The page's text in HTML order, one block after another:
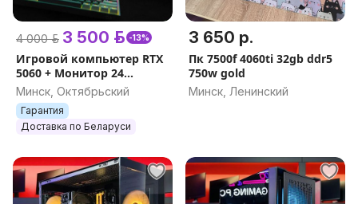
4 000 р. 3 500 р. -13%
Игровой компьютер RTX
5060 + Монитор 24
180Герц. Новый.
Гарантия.
Минск, Октябрьский
Гарантия
Доставка по Беларуси
3 650 р.
Пк 7500f 4060ti 32gb ddr5
750w gold
Минск, Ленинский